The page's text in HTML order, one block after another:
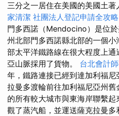
三分之一居住在美國的美國土著
家清潔 社團法人登記申請全攻略
門多西諾（Mendocino）是位
州北部門多西諾縣北部的一個
部太平洋鐵路線在很大程度上
亞山脈採用了貨物。 台北會計
年，鐵路連接已經到達加利福
拉曼多渡輪前往加利福尼亞州
的所有較大城市與東海岸聯繫起
觀了蒸汽船，並運送薩克拉曼多